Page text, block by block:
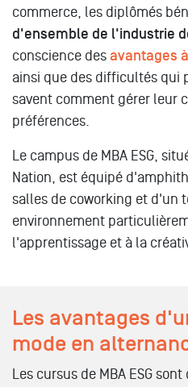
commerce, les diplômés
d'ensemble de l'industrie
conscience des avantages
ainsi que des difficultés qui
savent comment gérer leur
préférences.
Le campus de MBA ESG,
Nation, est équipé
salles de coworking et d'un
environnement
l'apprentissage et à la
Les avantages
mode en
Les cursus de MBA ESG